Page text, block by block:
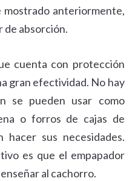
anteriormente,
de absorción.
cuenta con protección
gran efectividad. No hay
se pueden usar como
o forros de cajas de
sus necesidades.
es que el empapador
al cachorro.